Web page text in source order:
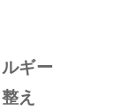
ギー
え